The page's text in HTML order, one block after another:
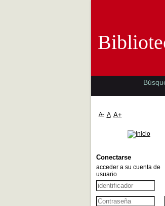
A- A A+
Conectarse
acceder a su cuenta de
usuario